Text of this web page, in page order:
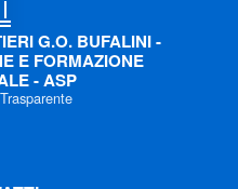
G.O. BUFALINI -
E FORMAZIONE
- ASP